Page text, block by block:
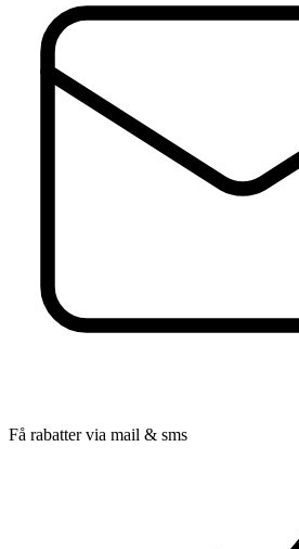
Få rabatter via mail & sms